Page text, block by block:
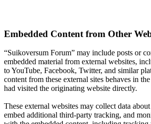
Embedded Content from Other
“Suikoversum Forum” may include posts or
embedded material from external websites,
to YouTube, Facebook, Twitter, and similar
content from these external sites behaves in
had visited the originating website directly.
These external websites may collect data
embed additional third-party tracking, and